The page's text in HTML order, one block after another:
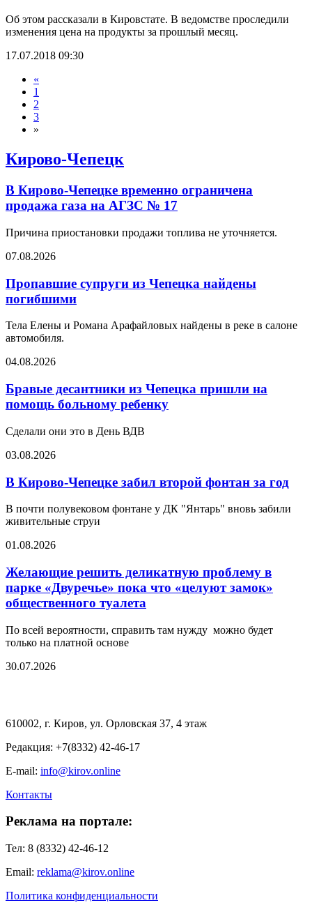
Об этом рассказали в Кировстате. В ведомстве проследили
изменения цена на продукты за прошлый месяц.
17.07.2018 09:30
«
1
2
3
»
Кирово-Чепецк
В Кирово-Чепецке временно ограничена
продажа газа на АГЗС № 17
Причина приостановки продажи топлива не уточняется.
07.08.2026
Пропавшие супруги из Чепецка найдены
погибшими
Тела Елены и Романа Арафайловых найдены в реке в салоне
автомобиля.
04.08.2026
Бравые десантники из Чепецка пришли на
помощь больному ребенку
Сделали они это в День ВДВ
03.08.2026
В Кирово-Чепецке забил второй фонтан за год
В почти полувековом фонтане у ДК "Янтарь" вновь забили
живительные струи
01.08.2026
Желающие решить деликатную проблему в
парке «Двуречье» пока что «целуют замок»
общественного туалета
По всей вероятности, справить там нужду можно будет
только на платной основе
30.07.2026
610002, г. Киров, ул. Орловская 37, 4 этаж
Редакция: +7(8332) 42-46-17
E-mail: info@kirov.online
Контакты
Реклама на портале:
Тел: 8 (8332) 42-46-12
Email: reklama@kirov.online
Политика конфиденциальности